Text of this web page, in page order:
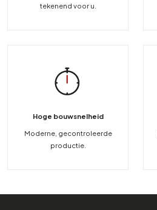
tekenend voor u.
Hoge bouwsnelheid
Moderne, gecontroleerde
productie.